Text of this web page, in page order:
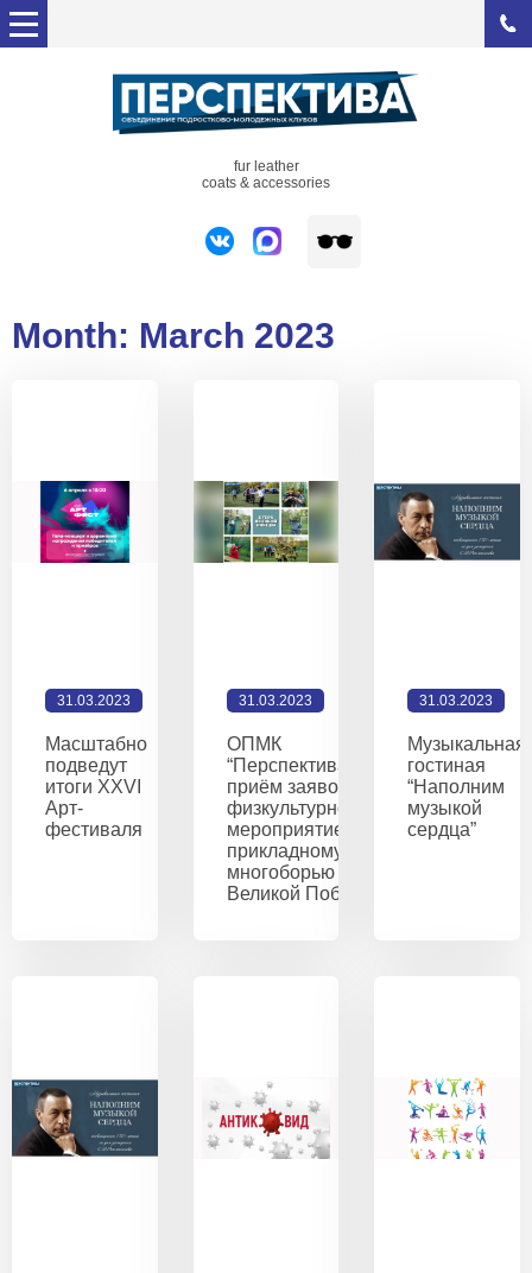
fur leather
coats & accessories
Month: March 2023
Масштабно
подведут
итоги XXVI
Арт-
фестиваля
31.03.2023
ОПМК
“Перспектива” открывает
приём заявок на
физкультурное
мероприятие по военно-
прикладному
многоборью «Кубок
Великой Победы»
31.03.2023
Музыкальная
гостиная
“Наполним
музыкой
сердца”
31.03.2023